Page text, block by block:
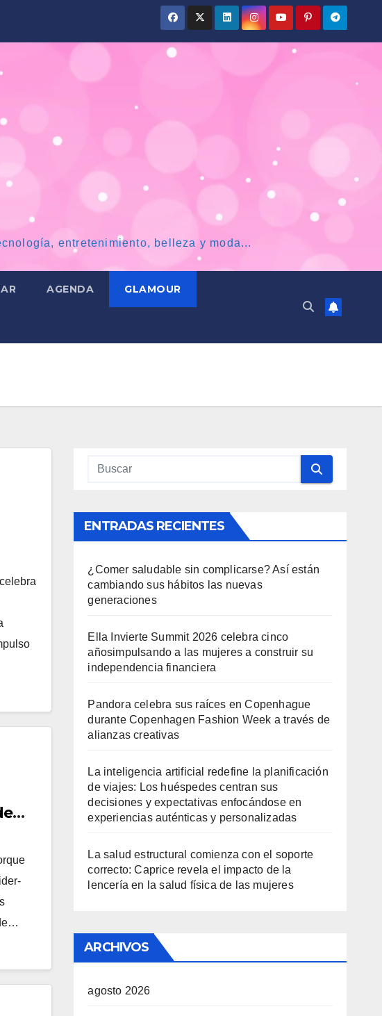
entretenimiento, belleza y moda...
AGENDA GLAMOUR
ENTRADAS RECIENTES
¿Comer saludable sin complicarse? Así están
cambiando sus hábitos las nuevas
generaciones
Ella Invierte Summit 2026 celebra cinco
añosimpulsando a las mujeres a construir su
independencia financiera
Pandora celebra sus raíces en Copenhague
durante Copenhagen Fashion Week a través de
alianzas creativas
La inteligencia artificial redefine la planificación
de viajes: Los huéspedes centran sus
decisiones y expectativas enfocándose en
experiencias auténticas y personalizadas
La salud estructural comienza con el soporte
correcto: Caprice revela el impacto de la
lencería en la salud física de las mujeres
ARCHIVOS
agosto 2026